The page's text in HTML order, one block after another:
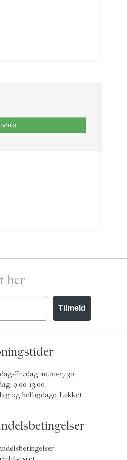
her
Tilmeld
Fredag: 10.00-17.30
9.00-13.00
og helligdage: Lukket